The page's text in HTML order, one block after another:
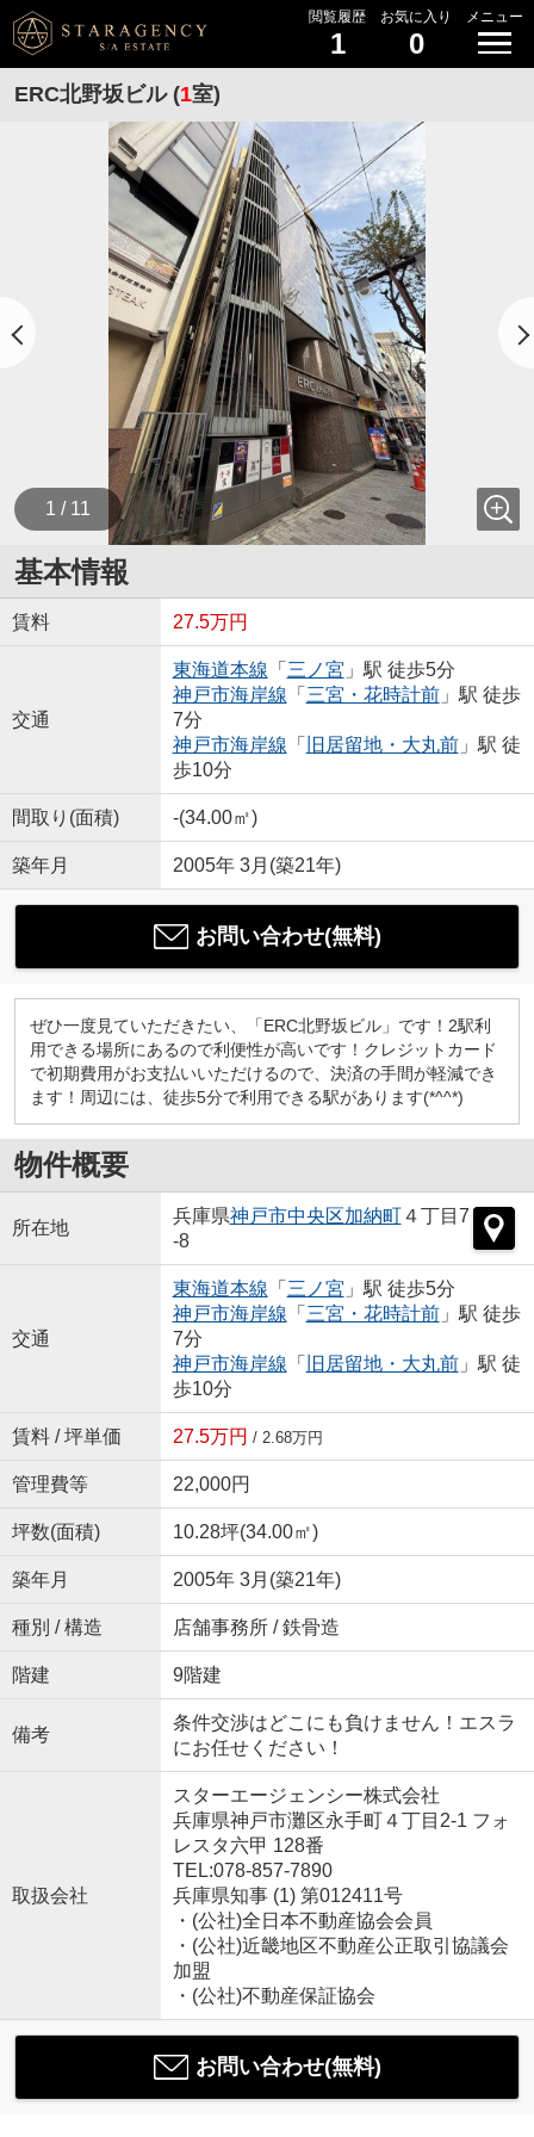
閲覧履歴
1
お気に入り
0
メニュー
ERC北野坂ビル (1室)
1 / 11
基本情報
賃料 27.5万円
交通
東海道本線 「 三ノ宮 」駅 徒歩5分
神戸市海岸線 「 三宮・花時計前」駅 徒歩
7分
神戸市海岸線 「 旧居留地・大丸前」駅 徒
歩10分
間取り(面積) -(34.00㎡)
築年月 2005年 3月(築21年)
お問い合わせ(無料)
ぜひ一度見ていただきたい、「ERC北野坂ビル」です！2駅利
用できる場所にあるので利便性が高いです！クレジットカード
で初期費用がお支払いいただけるので、決済の手間が軽減でき
ます！周辺には、徒歩5分で利用できる駅があります(*^^*)
物件概要
所在地
兵庫県神戸市中央区加納町４丁目7
-8
交通
東海道本線 「 三ノ宮 」駅 徒歩5分
神戸市海岸線 「 三宮・花時計前」駅 徒歩
7分
神戸市海岸線 「 旧居留地・大丸前」駅 徒
歩10分
賃料 / 坪単価 27.5万円 / 2.68万円
管理費等 22,000円
坪数(面積) 10.28坪(34.00㎡)
築年月 2005年 3月(築21年)
種別 / 構造 店舗事務所 / 鉄骨造
階建 9階建
備考
条件交渉はどこにも負けません！エスラ
にお任せください！
取扱会社
スターエージェンシー株式会社
兵庫県神戸市灘区永手町４丁目2-1 フォ
レスタ六甲 128番
TEL:078-857-7890
兵庫県知事 (1) 第012411号
・(公社)全日本不動産協会会員
・(公社)近畿地区不動産公正取引協議会
加盟
・(公社)不動産保証協会
お問い合わせ(無料)